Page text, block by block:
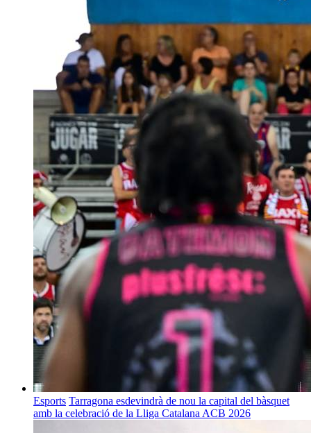
Esports Tarragona esdevindrà de nou la capital del bàsquet
amb la celebració de la Lliga Catalana ACB 2026